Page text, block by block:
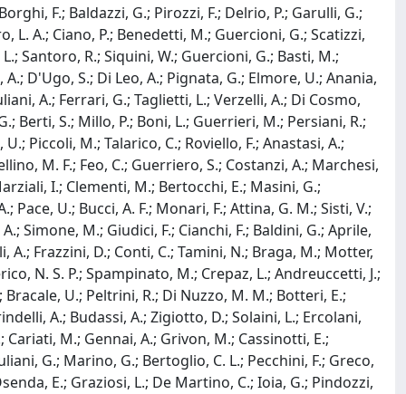
F.; Baldazzi, G.; Pirozzi, F.; Delrio, P.; Garulli, G.;
L. A.; Ciano, P.; Benedetti, M.; Guercioni, G.; Scatizzi,
Santoro, R.; Siquini, W.; Guercioni, G.; Basti, M.;
D'Ugo, S.; Di Leo, A.; Pignata, G.; Elmore, U.; Anania,
A.; Ferrari, G.; Taglietti, L.; Verzelli, A.; Di Cosmo,
Berti, S.; Millo, P.; Boni, L.; Guerrieri, M.; Persiani, R.;
Piccoli, M.; Talarico, C.; Roviello, F.; Anastasi, A.;
M. F.; Feo, C.; Guerriero, S.; Costanzi, A.; Marchesi,
I.; Clementi, M.; Bertocchi, E.; Masini, G.;
U.; Bucci, A. F.; Monari, F.; Attina, G. M.; Sisti, V.;
Simone, M.; Giudici, F.; Cianchi, F.; Baldini, G.; Aprile,
Frazzini, D.; Conti, C.; Tamini, N.; Braga, M.; Motter,
N. S. P.; Spampinato, M.; Crepaz, L.; Andreuccetti, J.;
U.; Peltrini, R.; Di Nuzzo, M. M.; Botteri, E.;
A.; Budassi, A.; Zigiotto, D.; Solaini, L.; Ercolani,
Cariati, M.; Gennai, A.; Grivon, M.; Cassinotti, E.;
G.; Marino, G.; Bertoglio, C. L.; Pecchini, F.; Greco,
E.; Graziosi, L.; De Martino, C.; Ioia, G.; Pindozzi,